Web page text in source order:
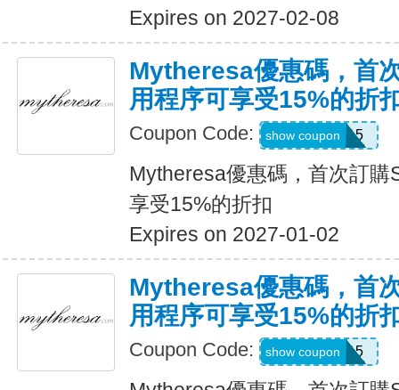
Expires on 2027-02-08
Mytheresa優惠碼，首
用程序可享受15%的折
Coupon Code: APP15
show coupon
Mytheresa優惠碼，首次訂
享受15%的折扣
Expires on 2027-01-02
Mytheresa優惠碼，首
用程序可享受15%的折
Coupon Code: APP15
show coupon